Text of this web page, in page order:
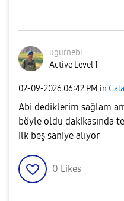
ugurnebi
Active Level 1
‎02-09-2026 06:42 PM in
Abi dediklerim sağlam
böyle oldu dakikasında
ilk beş saniye alıyor
0 Likes